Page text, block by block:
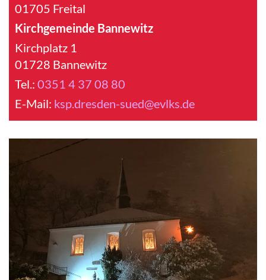
01705 Freital
Kirchgemeinde Bannewitz
Kirchplatz 1
01728 Bannewitz
Tel.: 0351 4 37 08 80
E-Mail: ksp.dresden-sued@evlks.de